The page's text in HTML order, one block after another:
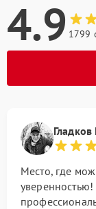
4.9 1799
Место, где
уверенностью!